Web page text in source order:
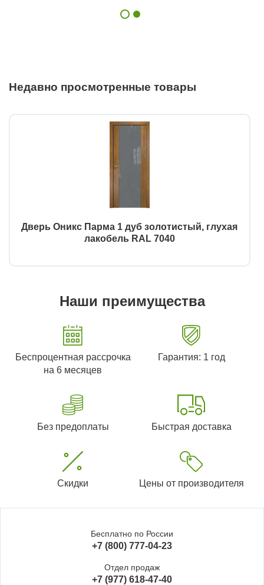
Недавно просмотренные товары
Дверь Оникс Парма 1 дуб золотистый, глухая
лакобель RAL 7040
Наши преимущества
Беспроцентная рассрочка
на 6 месяцев
Гарантия: 1 год
Без предоплаты Быстрая доставка
Скидки Цены от производителя
Бесплатно по России
+7 (800) 777-04-23
Отдел продаж
+7 (977) 618-47-40